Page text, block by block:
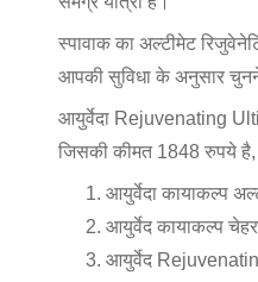
स्पावाक का अल्टीमेट
आपकी सुविधा के अनुसार
आयुर्वेदा Rejuvenating
जिसकी कीमत 1848 रुपये है,
आयुर्वेदा कायाकल्प
आयुर्वेद कायाकल्प
आयुर्वेद